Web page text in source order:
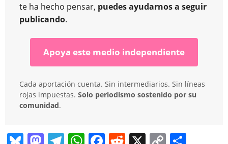
te ha hecho pensar, puedes ayudarnos a seguir
publicando.
Apoya este medio independiente
Cada aportación cuenta. Sin intermediarios. Sin líneas
rojas impuestas. Solo periodismo sostenido por su
comunidad.